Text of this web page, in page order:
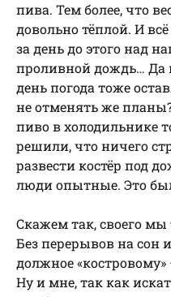
пива. Тем более, что
довольно тёплой. И
за день до этого над
проливной дождь… Да
день погода тоже
не отменять же
пиво в холодильнике
решили, что ничего
развести костёр под
люди опытные. Это
Скажем так, своего мы
Без перерывов на сон
должное
Ну и мне, так как